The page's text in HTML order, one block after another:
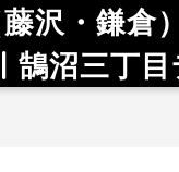
沢・鎌倉
鵠沼三丁